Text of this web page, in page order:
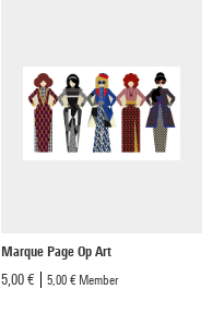
Marque Page Op Art
5,00 €
5,00 € Member